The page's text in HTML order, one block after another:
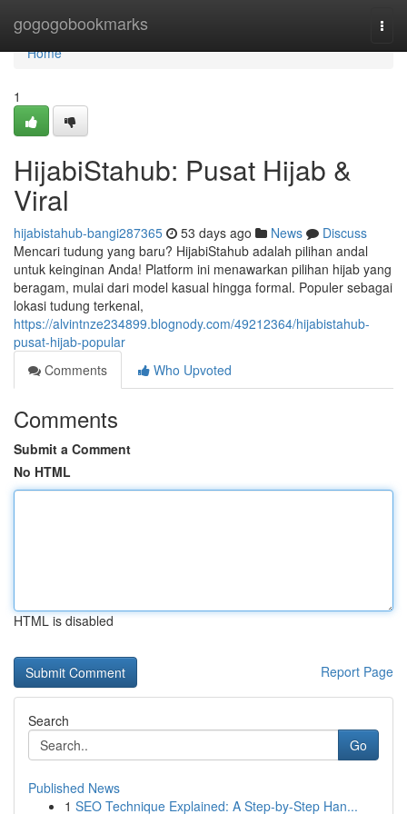
gogogobookmarks
Home
Home
1
HijabiStahub: Pusat Hijab &
Viral
hijabistahub-bangi287365 53 days ago News
Discuss
Mencari tudung yang baru? HijabiStahub adalah pilihan andal
untuk keinginan Anda! Platform ini menawarkan pilihan hijab yang
beragam, mulai dari model kasual hingga formal. Populer sebagai
lokasi tudung terkenal,
https://alvintnze234899.blognody.com/49212364/hijabistahub-
pusat-hijab-popular
Comments
Who Upvoted
Comments
Submit a Comment
No HTML
HTML is disabled
Report Page
Search
Go
Published News
1 SEO Technique Explained: A Step-by-Step Han...